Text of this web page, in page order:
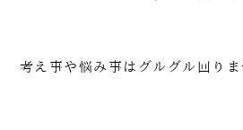
考え事や悩み事はグルグル回りま